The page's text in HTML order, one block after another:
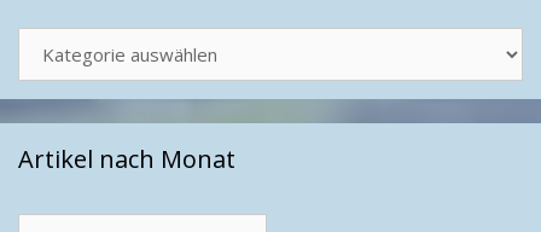
Artikel nach Monat